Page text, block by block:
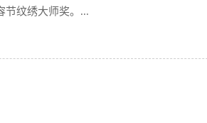
节纹绣大师奖。...